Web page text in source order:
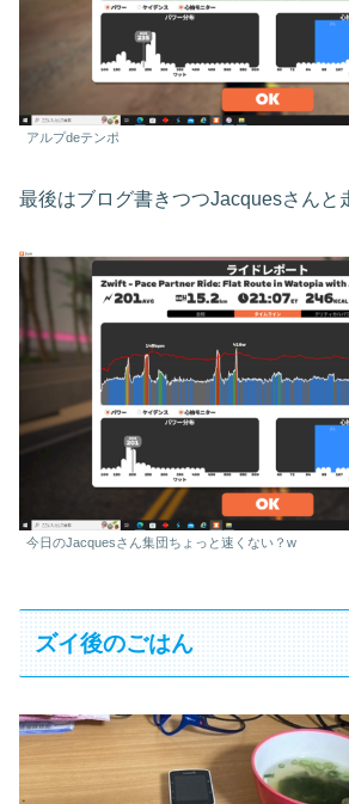
アルプdeテンポ
最後はブログ書きつつJacquesさんと
今日のJacquesさん集団ちょっと速くない？w
ズイ後のごはん